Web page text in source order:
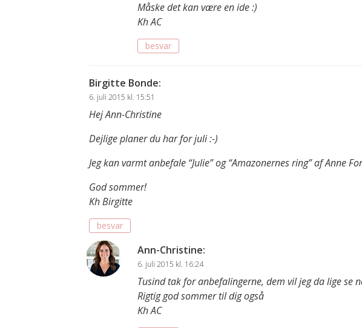
Måske det kan være en ide :)
Kh AC
besvar
Birgitte Bonde:
6. juli 2015 kl. 15:51
Hej Ann-Christine
Dejlige planer du har for juli :-)
Jeg kan varmt anbefale “Julie” og “Amazonernes ring” af Anne
God sommer!
Kh Birgitte
besvar
Ann-Christine:
6. juli 2015 kl. 16:24
Tusind tak for anbefalingerne, dem vil jeg da lige se
Rigtig god sommer til dig også
Kh AC